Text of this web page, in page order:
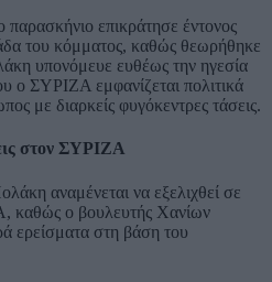
επικράτησε έντονος
του κόμματος, καθώς θεωρήθηκε
υπονόμευε ευθέως την ηγεσία
ο ΣΥΡΙΖΑ εμφανίζεται πολιτικά
με διαρκείς φυγόκεντρες τάσεις.
στον ΣΥΡΙΖΑ
αναμένεται να εξελιχθεί σε
καθώς ο βουλευτής Χανίων
ερείσματα στη βάση του